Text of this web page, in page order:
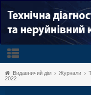
Видавничий дім Журнали
2022